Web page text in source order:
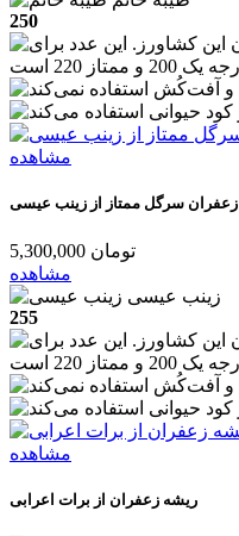
250
مشاهده
زعفران سرگل ممتاز از زینب عیسی
5,300,000 تومان
مشاهده
زینب عیسی
255
مشاهده
ریشه زعفران از برات اعرابی